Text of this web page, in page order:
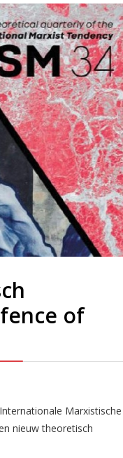
of
Marxistische
nieuw theoretisch